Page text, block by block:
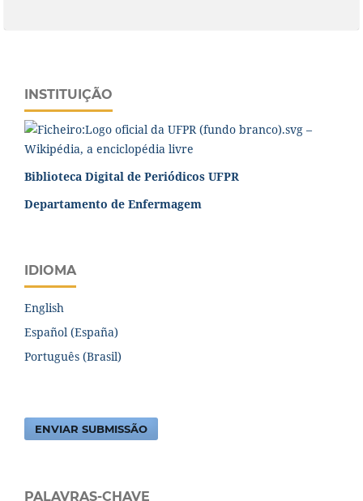
INSTITUIÇÃO
Biblioteca Digital de Periódicos UFPR
Departamento de Enfermagem
IDIOMA
English
Español (España)
Português (Brasil)
ENVIAR SUBMISSÃO
PALAVRAS-CHAVE